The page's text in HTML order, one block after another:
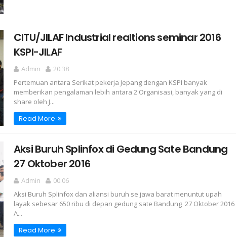
CITU/JILAF Industrial realtions seminar 2016
KSPI-JILAF
Admin
20.38
Pertemuan antara Serikat pekerja Jepang dengan KSPI banyak
memberikan pengalaman lebih antara 2 Organisasi, banyak yang di
share oleh J...
Read More
Aksi Buruh Splinfox di Gedung Sate Bandung
27 Oktober 2016
Admin
00.06
Aksi Buruh Splinfox dan aliansi buruh se jawa barat menuntut upah
layak sebesar 650 ribu di depan gedung sate Bandung 27 Oktober 2016
A...
Read More